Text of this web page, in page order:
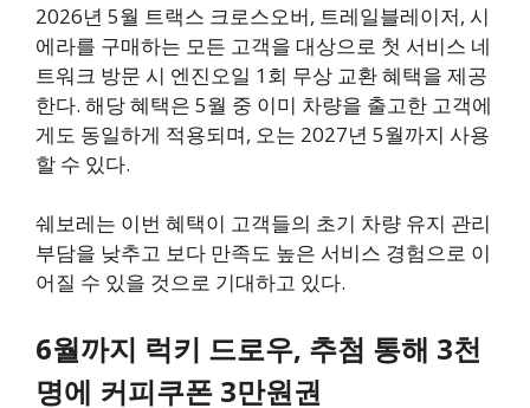
2026년 5월 트랙스 크로스오버, 트레일블레이저, 시
에라를 구매하는 모든 고객을 대상으로 첫 서비스 네
트워크 방문 시 엔진오일 1회 무상 교환 혜택을 제공
한다. 해당 혜택은 5월 중 이미 차량을 출고한 고객에
게도 동일하게 적용되며, 오는 2027년 5월까지 사용
할 수 있다.
쉐보레는 이번 혜택이 고객들의 초기 차량 유지 관리
부담을 낮추고 보다 만족도 높은 서비스 경험으로 이
어질 수 있을 것으로 기대하고 있다.
6월까지 럭키 드로우, 추첨 통해 3천
명에 커피쿠폰 3만원권